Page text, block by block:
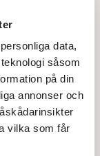
data,
såsom
på din
annonser och
vilka som får